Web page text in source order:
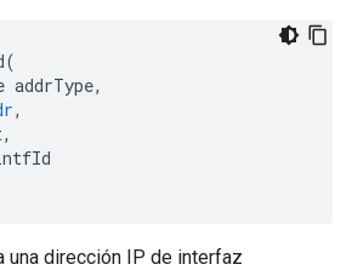
(
addrType,
,
,
una dirección IP de interfaz